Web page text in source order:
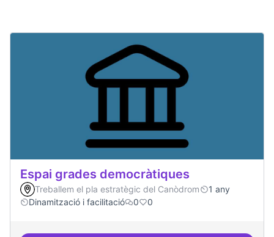
Espai grades democràtiques
Treballem el pla estratègic del Canòdrom
1 any
Dinamització i facilitació
0 0